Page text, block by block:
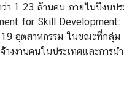
ว่า 1.23 ล้านคน ภายในปีง
for Skill
อุตสาหกรรม ในขณะที่กลุ่ม
งานคนในประเทศและการน